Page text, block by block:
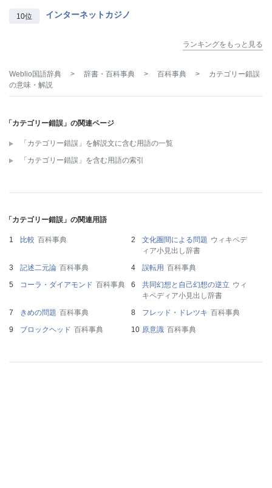
10位 インターネットカジノ
ランキングをもっと見る
Weblio国語辞典 > 辞書・百科事典 > 百科事典 >
カテゴリー錯誤
の意味・解説
「カテゴリー錯誤」の関連ページ
「カテゴリー錯誤」を解説文に含む用語の一覧
「カテゴリー錯誤」を含む用語の索引
「カテゴリー錯誤」の関連用語
比較 百科事典 文化圏間による問題 ウィキペデ
ィア小見出し辞書
記述二元論 百科事典 誤転用 百科事典
コーラ・ダイアモンド 百科事典 共同幻想と自己幻想の逆立 ウィ
キペディア小見出し辞書
きめの問題 百科事典 フレッド・ドレツキ 百科事典
ブロックヘッド 百科事典 原意識 百科事典